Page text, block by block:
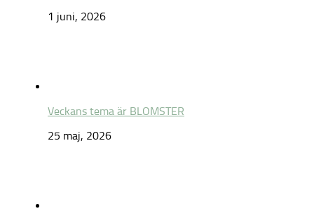
1 juni, 2026
Veckans tema är BLOMSTER
25 maj, 2026